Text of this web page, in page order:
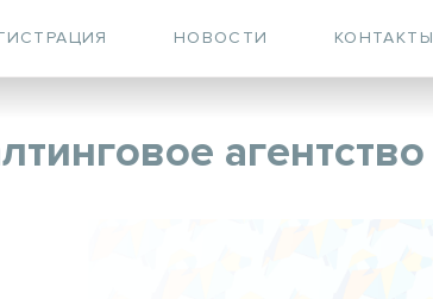
НОВОСТИ КОНТАКТЫ
агентство